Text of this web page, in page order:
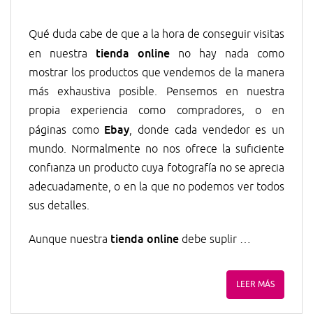
Qué duda cabe de que a la hora de conseguir visitas
en nuestra tienda online no hay nada como
mostrar los productos que vendemos de la manera
más exhaustiva posible. Pensemos en nuestra
propia experiencia como compradores, o en
páginas como Ebay, donde cada vendedor es un
mundo. Normalmente no nos ofrece la suficiente
confianza un producto cuya fotografía no se aprecia
adecuadamente, o en la que no podemos ver todos
sus detalles.
Aunque nuestra tienda online debe suplir …
LEER MÁS